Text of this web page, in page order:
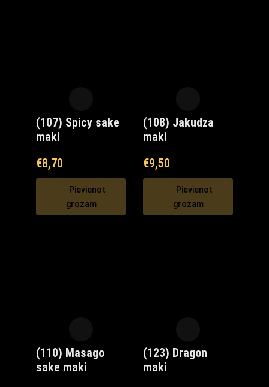
(107) Spicy sake
maki
€8,70
Pievienot
grozam
(108) Jakudza
maki
€9,50
Pievienot
grozam
(110) Masago
sake maki
(123) Dragon
maki